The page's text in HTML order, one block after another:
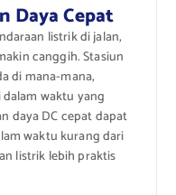
Daya Cepat
listrik di jalan,
canggih. Stasiun
di mana-mana,
waktu yang
daya DC cepat dapat
waktu kurang dari
listrik lebih praktis